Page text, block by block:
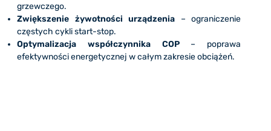
grzewczego.
Zwiększenie żywotności urządzenia – ograniczenie
częstych cykli start-stop.
Optymalizacja współczynnika COP– poprawa
efektywności energetycznej w całym zakresie obciążeń.